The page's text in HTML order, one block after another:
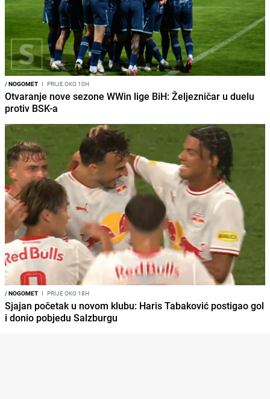
/NOGOMET I PRIJE OKO 10H
Otvaranje nove sezone WWin lige BiH: Željezničar u duelu
protiv BSK-a
/NOGOMET I PRIJE OKO 18H
Sjajan početak u novom klubu: Haris Tabaković postigao gol
i donio pobjedu Salzburgu